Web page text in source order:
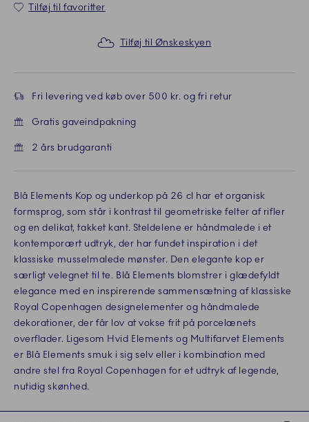
Tilføj til favoritter
Tilføj til Ønskeskyen
Fri levering ved køb over 500 kr. og fri retur
Gratis gaveindpakning
2 års brudgaranti
Blå Elements Kop og underkop på 26 cl har et organisk
formsprog, som står i kontrast til geometriske felter af rifler
og en delikat, takket kant. Steldelene er håndmalede i et
kontemporært udtryk, der har fundet inspiration i det
klassiske musselmalede mønster. Den elegante kop er
særligt velegnet til te. Blå Elements blomstrer i glædefyldt
elegance med en inspirerende sammensætning af klassiske
Royal Copenhagen designelementer og håndmalede
dekorationer, der får lov at vokse frit på porcelænets
overflader. Ligesom Hvid Elements og Multifarvet Elements
er Blå Elements smuk i sig selv eller i kombination med
andre stel fra Royal Copenhagen for et udtryk af legende,
nutidig skønhed.